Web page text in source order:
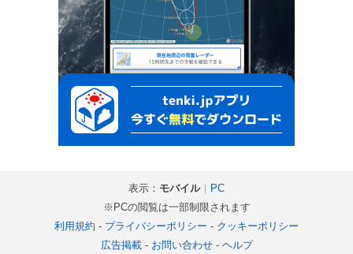
表示： モバイル｜ PC
※PCの閲覧は一部制限されます
利用規約 - プライバシーポリシー - クッキーポリシー
広告掲載- お問い合わせ- ヘルプ